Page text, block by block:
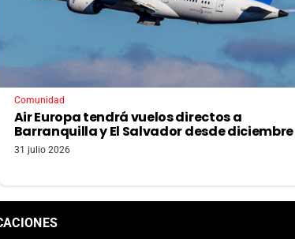
Comunidad
Air Europa tendrá vuelos directos a
Barranquilla y El Salvador desde diciembre
31 julio 2026